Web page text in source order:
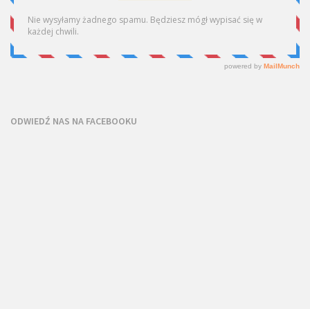
ODWIEDŹ NAS NA FACEBOOKU